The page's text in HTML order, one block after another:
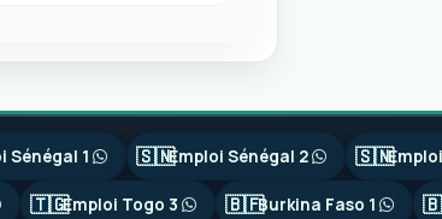
Sénégal 1 🇸🇳Emploi Sénégal 2 🇸🇳
🇹🇬Emploi Togo 3 🇧🇫Burkina Faso 1